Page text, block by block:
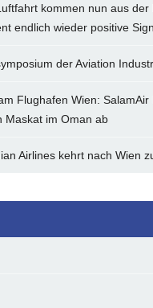
kommen nun aus der
endlich wieder positive
der Aviation
Flughafen Wien:
Maskat im Oman ab
Airlines kehrt nach Wien